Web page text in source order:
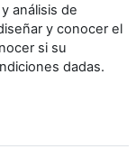
análisis de
y conocer el
si su
dadas.